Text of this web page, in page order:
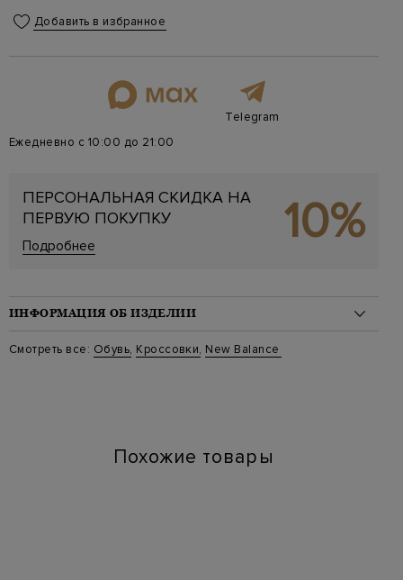
Добавить в избранное
Telegram
Ежедневно с 10:00 до 21:00
ПЕРСОНАЛЬНАЯ СКИДКА НА
ПЕРВУЮ ПОКУПКУ
Подробнее 10%
ИНФОРМАЦИЯ ОБ ИЗДЕЛИИ
Материал: замша 75%, резина 25%
Стиль: Низкие, NB 2002R
Смотреть все: Обувь, Кроссовки, New Balance
Похожие товары